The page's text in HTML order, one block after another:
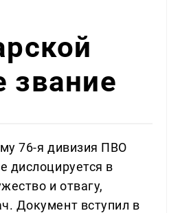
звание
76-я дивизия ПВО
дислоцируется в
и отвагу,
Документ вступил в